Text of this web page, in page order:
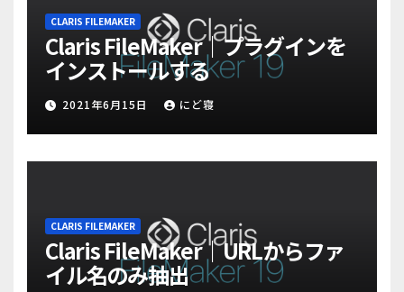
CLARIS FILEMAKER
Claris FileMaker｜プラグインを
インストールする
2021年6月15日 にど寝
CLARIS FILEMAKER
Claris FileMaker｜URLからファ
イル名のみ抽出